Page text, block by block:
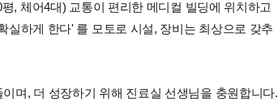
, 체어4대) 교통이 편리한 메디컬 빌딩에 위치하고
실하게 한다' 를 모토로 시설, 장비는 최상으로 갖추
며, 더 성장하기 위해 진료실 선생님을 충원합니다.